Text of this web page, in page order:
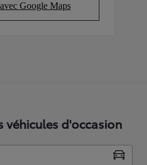
Google Maps
in new tab)
véhicules d'occasion